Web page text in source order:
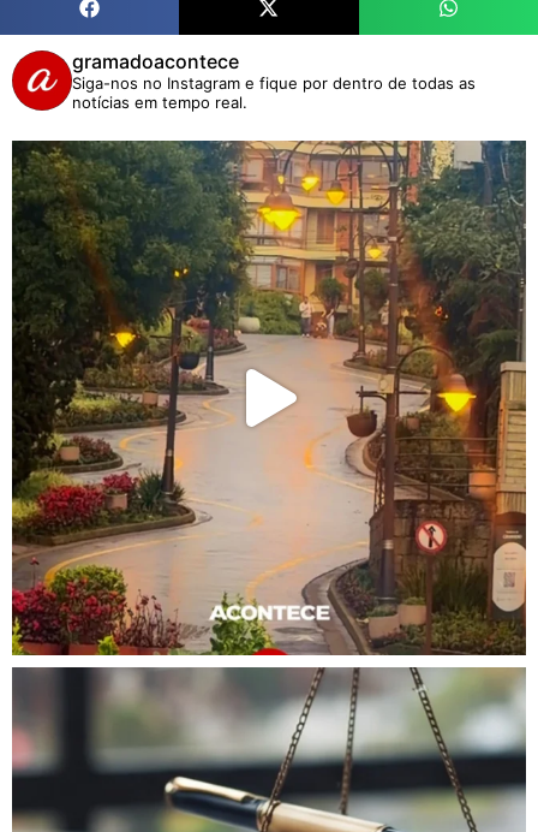
gramadoacontece
Siga-nos no Instagram e fique por dentro de todas as
notícias em tempo real.